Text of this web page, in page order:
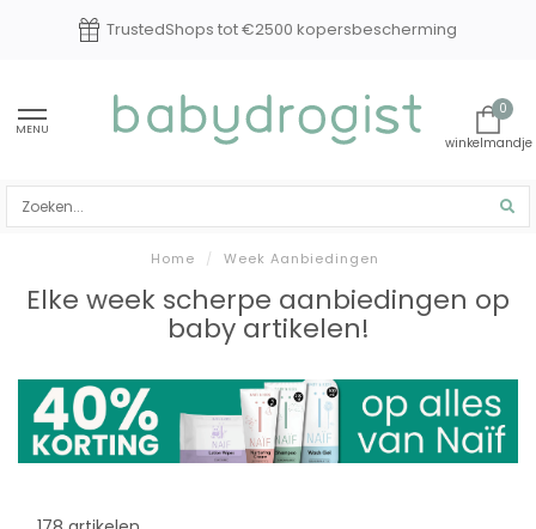
TrustedShops tot €2500 kopersbescherming
MENU
0
Home / Week Aanbiedingen
Elke week scherpe aanbiedingen op
baby artikelen!